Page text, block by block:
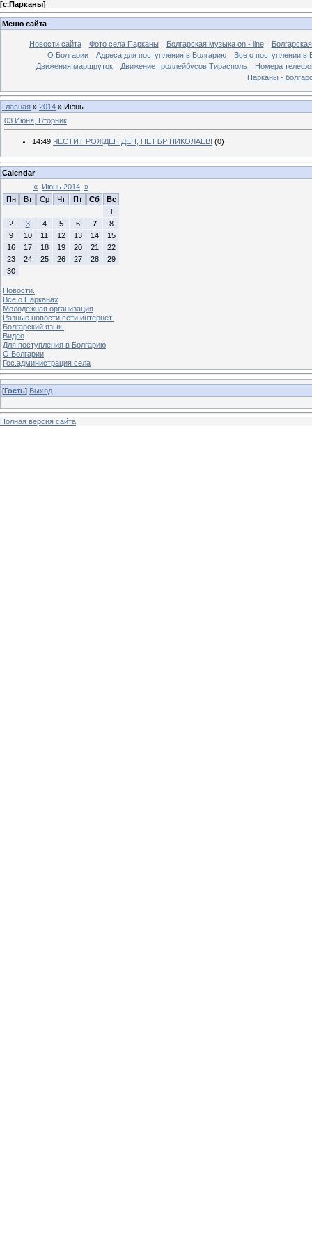
[с.Парканы]
Меню сайта
Новости сайта Фото села Парканы Болгарская музыка on - line
О Болгарии
Адреса для поступления в Болгарию
Все о поступлении в
Движения маршруток
Движение троллейбусов Тирасполь
Номера
Парканы -
Главная » 2014 » Июнь
03 Июня, Вторник
14:49 ЧЕСТИТ РОЖДЕН ДЕН, ПЕТЪР НИКОЛАЕВ! (0)
Calendar
« Июнь 2014 »
Пн
Вт Ср Чт Пт Сб
Вс
1
2
3 4 5 6 7
8
9
10 11 12 13 14
15
16
17 18 19 20 21
22
23
24 25 26 27 28
29
30
Новости.
Все о Парканах
Молодежная организация
Разные новости сети интернет.
Болгарский язык.
Видео
Для поступления в Болгарию
О Болгарии
Гос.администрация села
[Гость] Выход
Полная версия сайта